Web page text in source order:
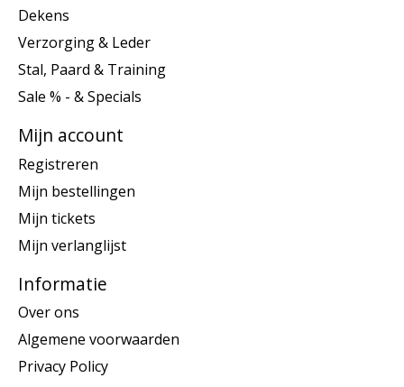
Dekens
Verzorging & Leder
Stal, Paard & Training
Sale % - & Specials
Mijn account
Registreren
Mijn bestellingen
Mijn tickets
Mijn verlanglijst
Informatie
Over ons
Algemene voorwaarden
Privacy Policy